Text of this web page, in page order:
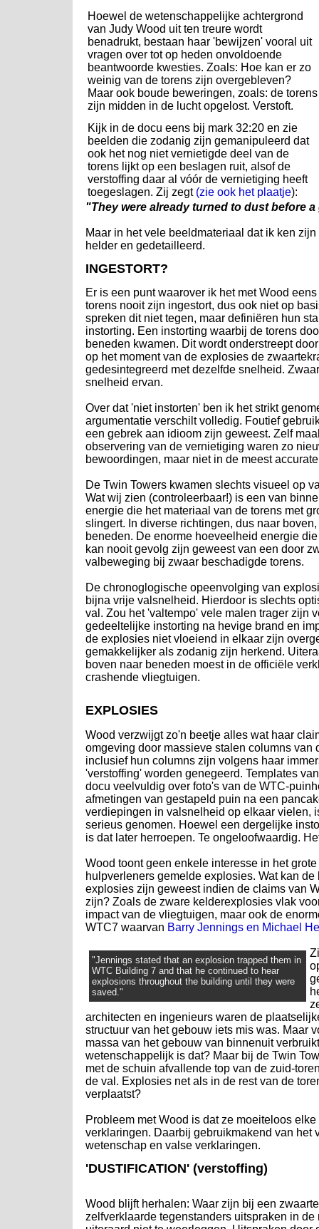
Hoewel de wetenschappelijke achtergrond
van Judy Wood uit ten treure wordt
benadrukt, bestaan haar 'bewijzen' vooral uit
vragen over tot op heden onvoldoende
beantwoorde kwesties. Zoals: Hoe kan er zo
weinig van de torens zijn overgebleven?
Maar ook boude beweringen, zoals: de torens
zijn midden in de lucht opgelost. Verstoft.
Kijk in de docu eens bij mark 32:20 en zie
beelden die zodanig zijn gemanipuleerd dat
ook het nog niet vernietigde deel van de
torens lijkt op een beslagen ruit, alsof de
verstoffing daar al vóór de vernietiging heeft
toegeslagen. Zij zegt (zie ook het plaatje):
"They were already turned to dust before
Maar in het vele beeldmateriaal dat ik ken
helder en gedetailleerd.
INGESTORT?
Er is een punt waarover ik het met Wood
torens nooit zijn ingestort, dus ook niet op
spreken dit niet tegen, maar definiëren hun
instorting. Een instorting waarbij de torens
beneden kwamen. Dit wordt onderstreept
op het moment van de explosies de
gedesintegreerd met dezelfde snelheid.
snelheid ervan.
Over dat 'niet instorten' ben ik het strikt
argumentatie verschilt volledig. Foutief
een gebrek aan idioom zijn geweest. Zelf
observering van de vernietiging waren zo
bewoordingen, maar niet in de meest
De Twin Towers kwamen slechts visueel op
Wat wij zien (controleerbaar!) is een van
energie die het materiaal van de torens met
slingert. In diverse richtingen, dus naar
beneden. De enorme hoeveelheid energie
kan nooit gevolg zijn geweest van een door
valbeweging bij zwaar beschadigde torens.
De chronoglogische opeenvolging van
bijna vrije valsnelheid. Hierdoor is slechts
val. Zou het 'valtempo' vele malen trager zijn
gedeeltelijke instorting na hevige brand en
de explosies niet vloeiend in elkaar zijn
gemakkelijker als zodanig zijn herkend.
boven naar beneden moest in de officiële
crashende vliegtuigen.
EXPLOSIES
Wood verzwijgt zo'n beetje alles wat haar
omgeving door massieve stalen columns van
inclusief hun columns zijn volgens haar
'verstoffing' worden genegeerd. Templates
docu veelvuldig over foto's van de WTC-
afmetingen van gestapeld puin na een
verdiepingen in valsnelheid op elkaar vielen,
serieus genomen. Hoewel een dergelijke
is dat later herroepen. Te ongeloofwaardig.
Wood toont geen enkele interesse in het
hulpverleners gemelde explosies. Wat kan
explosies zijn geweest indien de claims van
zijn? Zoals de zware kelderexplosies vlak
impact van de vliegtuigen, maar ook de
WTC7 waarvan Barry Jennings en Michael
"Jennings stated that an explosion trapped them in
WTC Building 7 and that he continued to hear
explosions throughout the building until they were
saved."
architecten en ingenieurs waren de
structuur van het gebouw iets mis was. Maar
massa van het gebouw van binnenuit
wetenschappelijk is dat? Maar bij de Twin
met de schuin afvallende top van de zuid-
de val. Explosies net als in de rest van de
verplaatst?
Probleem met Wood is dat ze moeiteloos
verklaringen. Daarbij gebruikmakend van het
wetenschap en valse verklaringen.
'DUSTIFICATION' (verstoffing)
Wood blijft herhalen: Waar zijn bij een
zelfverklaarde tegenstanders uitspraken in